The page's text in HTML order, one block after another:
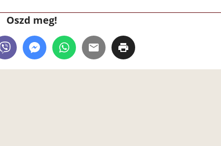
Oszd meg!